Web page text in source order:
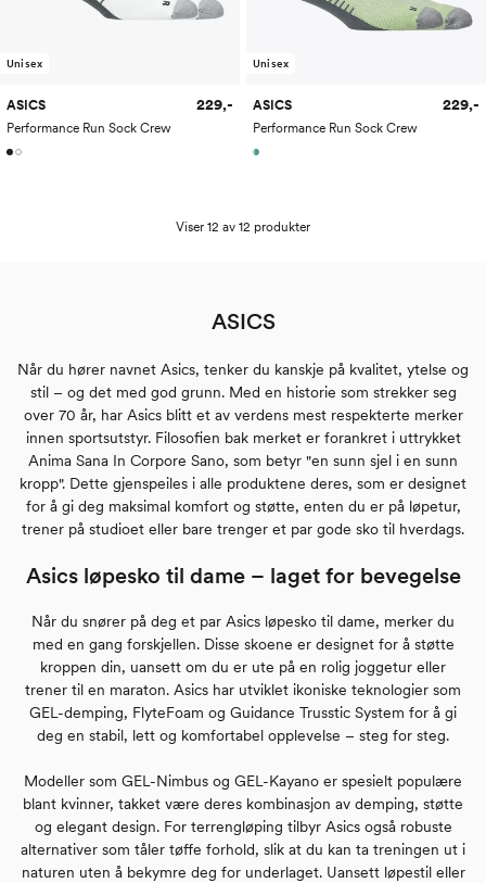
Unisex
ASICS
Performance Run Sock Crew
229,-
Unisex
ASICS
Performance Run Sock Crew
229,-
Viser 12 av 12 produkter
ASICS
Når du hører navnet Asics, tenker du kanskje på kvalitet, ytelse og
stil – og det med god grunn. Med en historie som strekker seg
over 70 år, har Asics blitt et av verdens mest respekterte merker
innen sportsutstyr. Filosofien bak merket er forankret i uttrykket
Anima Sana In Corpore Sano, som betyr "en sunn sjel i en sunn
kropp". Dette gjenspeiles i alle produktene deres, som er designet
for å gi deg maksimal komfort og støtte, enten du er på løpetur,
trener på studioet eller bare trenger et par gode sko til hverdags.
Asics løpesko til dame – laget for bevegelse
Når du snører på deg et par Asics løpesko til dame, merker du
med en gang forskjellen. Disse skoene er designet for å støtte
kroppen din, uansett om du er ute på en rolig joggetur eller
trener til en maraton. Asics har utviklet ikoniske teknologier som
GEL-demping, FlyteFoam og Guidance Trusstic System for å gi
deg en stabil, lett og komfortabel opplevelse – steg for steg.
Modeller som GEL-Nimbus og GEL-Kayano er spesielt populære
blant kvinner, takket være deres kombinasjon av demping, støtte
og elegant design. For terrengløping tilbyr Asics også robuste
alternativer som tåler tøffe forhold, slik at du kan ta treningen ut i
naturen uten å bekymre deg for underlaget. Uansett løpestil eller